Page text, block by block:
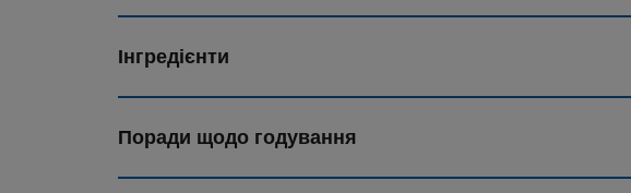
Інгредієнти
Поради щодо годування